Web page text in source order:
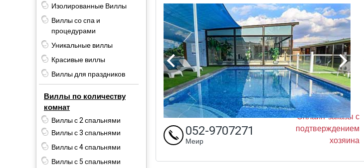
Изолированные Виллы
Виллы со спа и
процедурами
Уникальные виллы
Красивые виллы
Виллы для праздников
Виллы по количеству
комнат
Виллы с 2 спальнями
Виллы с 3 спальнями
Виллы с 4 спальнями
Виллы с 5 спальнями
Онлайн-заказы с
подтверждением
хозяина
052-9707271
Меир